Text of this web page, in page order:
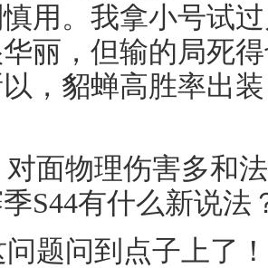
用。我拿小号试
丽，但输的局死
，貂蝉高胜率出
对面物理伤害多和
S44有什么新说法
问题问到点子上了